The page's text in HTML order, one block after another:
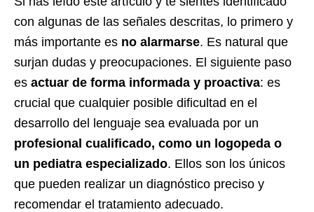
con algunas de las señales descritas, lo primero y
más importante es no alarmarse. Es natural que
surjan dudas y preocupaciones. El siguiente paso
es actuar de forma informada y proactiva: es
crucial que cualquier posible dificultad en el
desarrollo del lenguaje sea evaluada por un
profesional cualificado, como un logopeda o
un pediatra especializado. Ellos son los únicos
que pueden realizar un diagnóstico preciso y
recomendar el tratamiento adecuado.